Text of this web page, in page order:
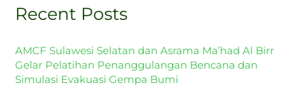
c
f
o
Recent Posts
AMCF Sulawesi Selatan dan Asrama Ma’had Al Birr
Gelar Pelatihan Penanggulangan Bencana dan
Simulasi Evakuasi Gempa Bumi